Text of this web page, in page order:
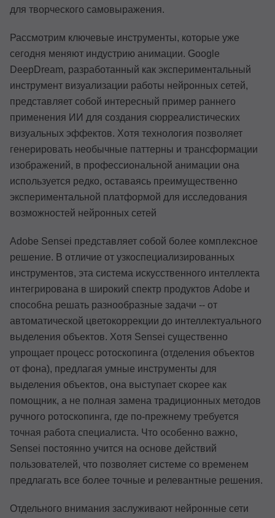
для творческого самовыражения.
Рассмотрим ключевые инструменты, которые уже
сегодня меняют индустрию анимации. Google
DeepDream, разработанный как экспериментальный
инструмент визуализации работы нейронных сетей,
представляет собой интересный пример раннего
применения ИИ для создания сюрреалистических
визуальных эффектов. Хотя технология позволяет
генерировать необычные паттерны и трансформации
изображений, в профессиональной анимации она
используется редко, оставаясь преимущественно
экспериментальной платформой для исследования
возможностей нейронных сетей
Adobe Sensei представляет собой более комплексное
решение. В отличие от узкоспециализированных
инструментов, эта система искусственного интеллекта
интегрирована в широкий спектр продуктов Adobe и
способна решать разнообразные задачи -- от
автоматической цветокоррекции до интеллектуального
выделения объектов. Хотя Sensei существенно
упрощает процесс ротоскопинга (отделения объектов
от фона), предлагая умные инструменты для
выделения объектов, она выступает скорее как
помощник, а не полная замена традиционных методов
ручного ротоскопинга, где по-прежнему требуется
точная работа специалиста. Что особенно важно,
Sensei постоянно учится на основе действий
пользователей, что позволяет системе со временем
предлагать все более точные и релевантные решения.
Отдельного внимания заслуживают нейронные сети